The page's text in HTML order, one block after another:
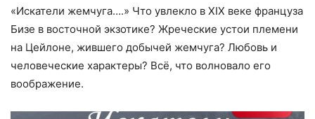
«Искатели жемчуга….» Что увлекло в XIX веке француза
Бизе в восточной экзотике? Жреческие устои племени
на Цейлоне, жившего добычей жемчуга? Любовь и
человеческие характеры? Всё, что волновало его
воображение.